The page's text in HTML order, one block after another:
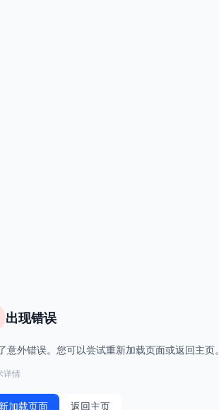
出现错误
意外错误。您可以尝试重新加载页面或返回主页。
详情
加载页面 返回主页